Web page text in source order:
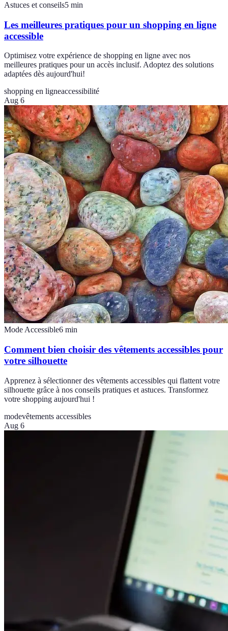
Astuces et conseils5 min
Les meilleures pratiques pour un shopping en ligne
accessible
Optimisez votre expérience de shopping en ligne avec nos
meilleures pratiques pour un accès inclusif. Adoptez des solutions
adaptées dès aujourd'hui!
shopping en ligneaccessibilité
Aug 6
Mode Accessible6 min
Comment bien choisir des vêtements accessibles pour
votre silhouette
Apprenez à sélectionner des vêtements accessibles qui flattent votre
silhouette grâce à nos conseils pratiques et astuces. Transformez
votre shopping aujourd'hui !
modevêtements accessibles
Aug 6